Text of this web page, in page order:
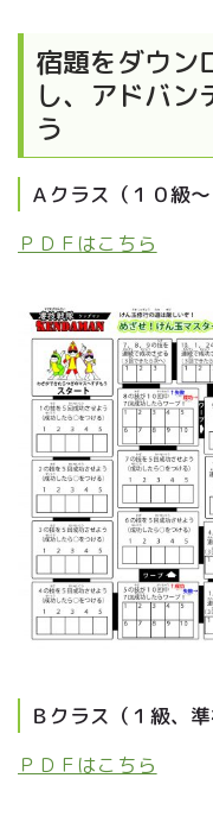
宿題をダウン
し、アドバン
う
Ａクラス（１０級～
ＰＤＦはこちら
Ｂクラス（１級、準
ＰＤＦはこちら